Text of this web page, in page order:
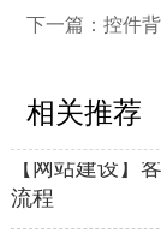
下一篇： 控件
相关推荐
【外贸网站建
【网站建设】
流程